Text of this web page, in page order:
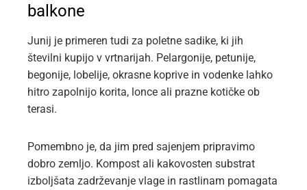
balkone
Junij je primeren tudi za poletne sadike, ki jih
številni kupijo v vrtnarijah. Pelargonije, petunije,
begonije, lobelije, okrasne koprive in vodenke lahko
hitro zapolnijo korita, lonce ali prazne kotičke ob
terasi.
Pomembno je, da jim pred sajenjem pripravimo
dobro zemljo. Kompost ali kakovosten substrat
izboljšata zadrževanje vlage in rastlinam pomagata